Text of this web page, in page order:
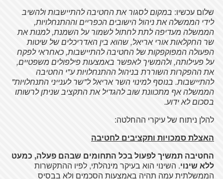
שלום עכשיו: במקום לסגור את החטיבה להתיישבות ולהשיב
לידי הממשלה את ניהול הישובים הכפריים וההתנחלויות,
הממשלה מעדיפה לתת לחתול לשמור על השמנת, למנות את
שר החקלאות אורי אריאל, שהוא בין האדריכלים של שיטות
הפעולה המפוקפקות של החטיבה להתיישבות, כאחראי לפקח
על פעילותה, ולהמשיך לאפשר באמצעות פילפולים משפטיים,
את ההפקרות השוררת בניהול ההתנחלויות ע"י החטיבה
להתיישבות. בנוסף למינוי השר אריאל ל"שר לענייני התנחלויות"
הממשלה אף מתכוונת שוב להגדיל את התקציב שניתן לרשותו
בסכום לא ידוע.
להלן ניתוח של עיקרי ההחלטה:
האצלת סמכויות ותקציבים לחטיבה
החטיבה תמשיך לפעול בכל התחומים שבהם פעלה, כמעט
ללא שינוי. השינוי הוא בעיקר מינהלתי, לפיו ההתקשרות
הממשלתית עמה תהיה באמצעות הסכמים ולא בבסיס